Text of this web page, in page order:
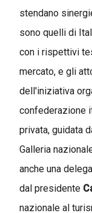
stendano
sono quelli di
con i rispettivi
mercato, e gli
dell'iniziativa
confederazione
privata, guidata
Galleria
anche una
dal presidente
nazionale al